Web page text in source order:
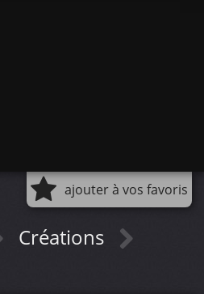
ajouter à vos favoris
Créations